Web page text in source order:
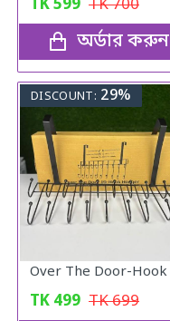
TK599 TK700
অর্ডার করুন
DISCOUNT: 29%
TK 499 TK699